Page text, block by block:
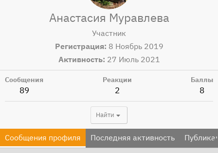
Анастасия Муравлева
Участник
Регистрация 8 Ноябрь 2019
Активность 27 Июль 2021
Сообщения
89
Реакции
2
Баллы
8
Найти
Сообщения профиля Последняя активность